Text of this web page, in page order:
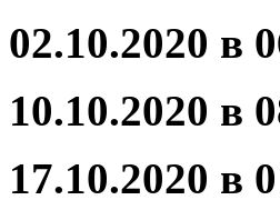
02.10.2020 в
10.10.2020 в
17.10.2020 в